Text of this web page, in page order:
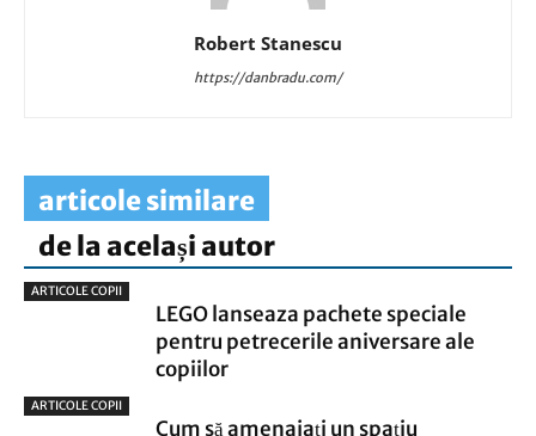
Robert Stanescu
https://danbradu.com/
articole similare
de la același autor
ARTICOLE COPII
LEGO lanseaza pachete speciale
pentru petrecerile aniversare ale
copiilor
ARTICOLE COPII
Cum să amenajați un spațiu